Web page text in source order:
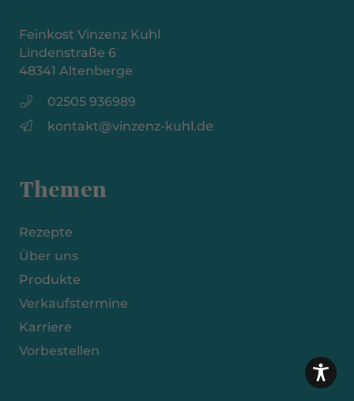
Feinkost Vinzenz Kuhl
Lindenstraße 6
48341 Altenberge
02505 936989
kontakt@vinzenz-kuhl.de
Themen
Rezepte
Über uns
Produkte
Verkaufstermine
Karriere
Vorbestellen